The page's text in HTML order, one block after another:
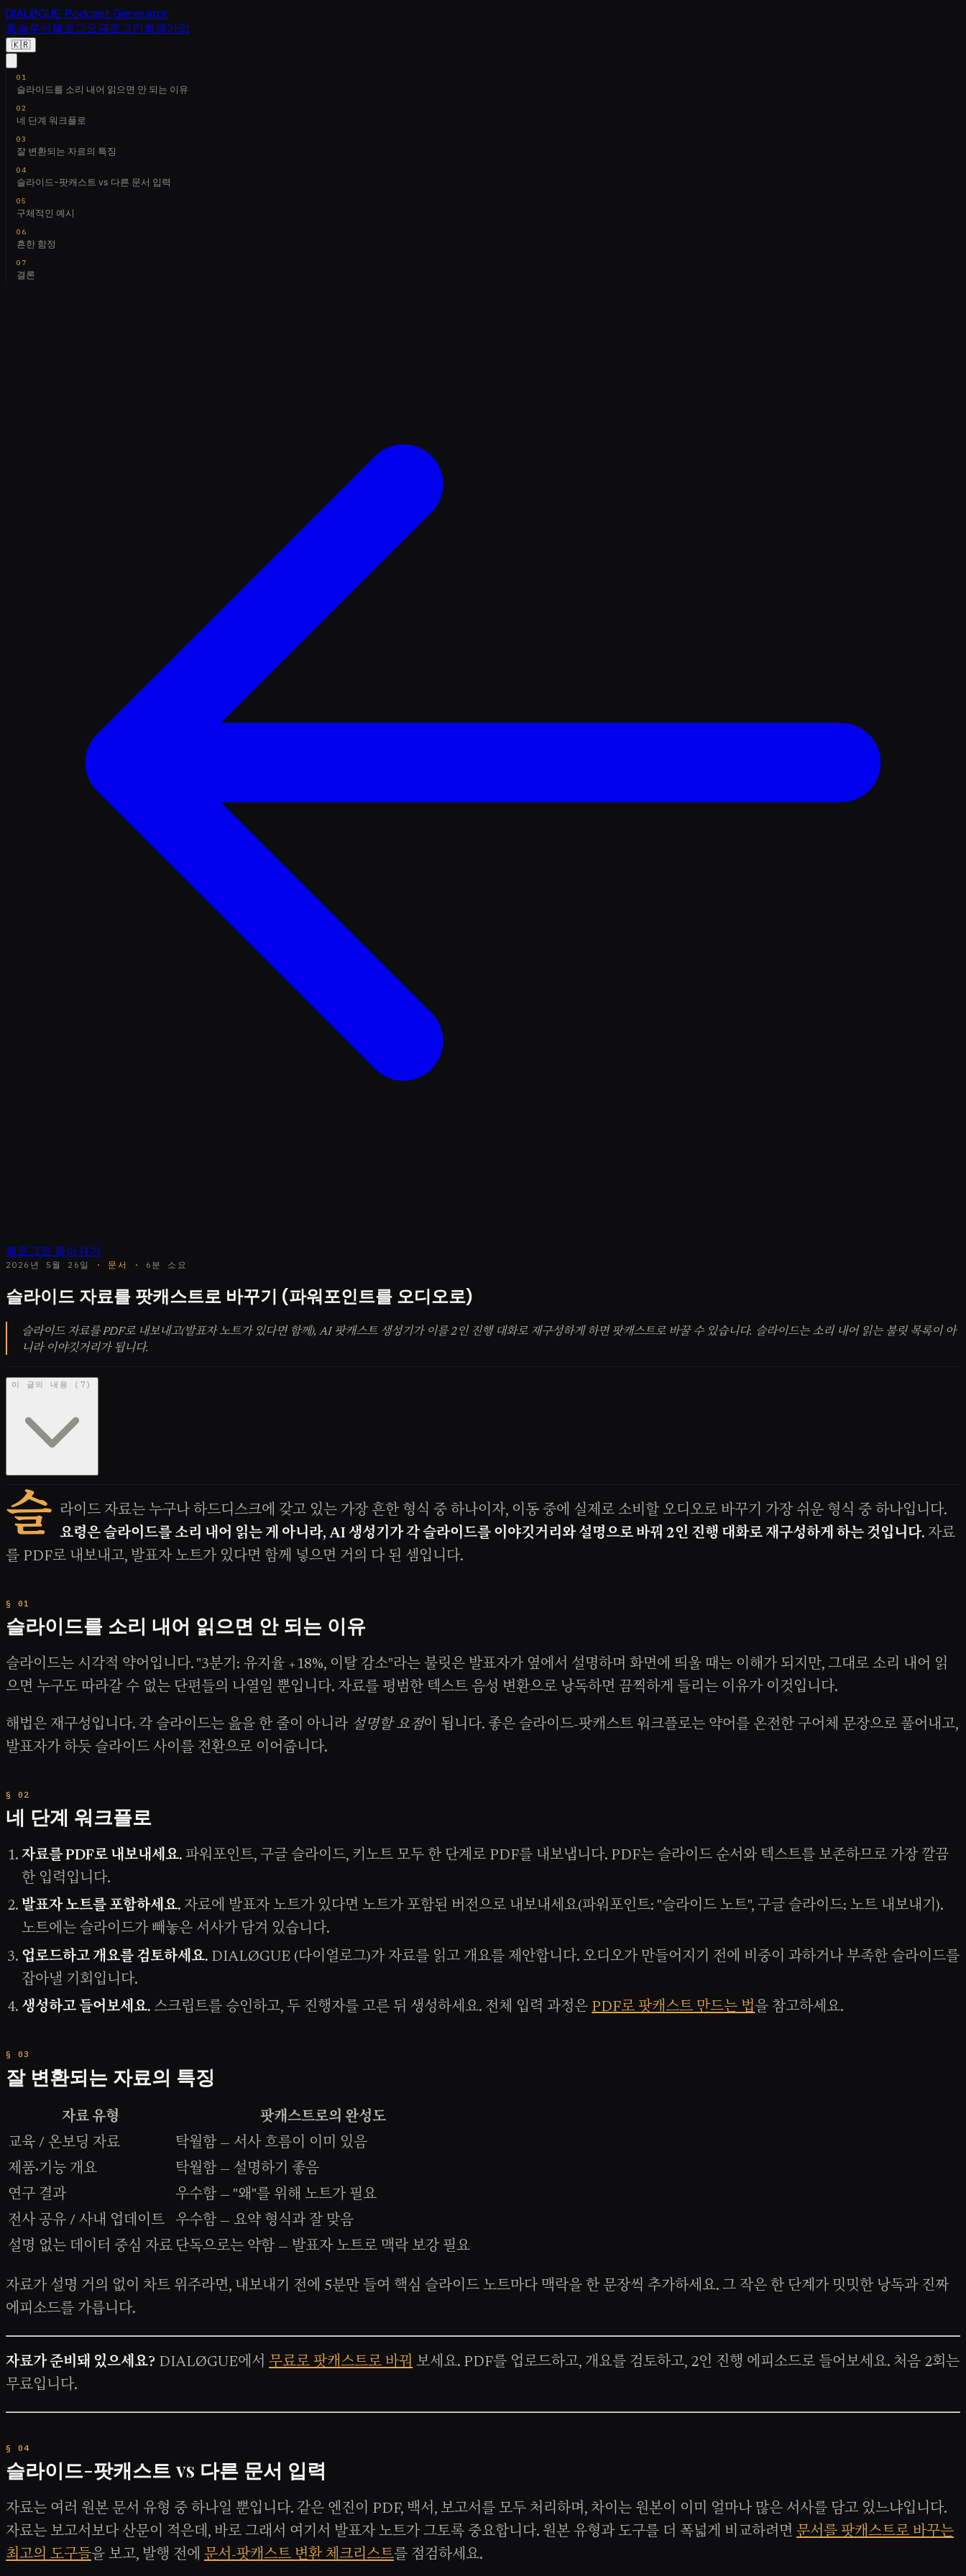
DIALØGUE· Podcast Generator
홈솔루션블로그요금로그인회원가입
🇰🇷
슬라이드를 소리 내어 읽으면 안 되는 이유
네 단계 워크플로
잘 변환되는 자료의 특징
슬라이드-팟캐스트 vs 다른 문서 입력
구체적인 예시
흔한 함정
결론
블로그로 돌아가기
2026년 5월 26일 · 문서 · 6분 소요
슬라이드 자료를 팟캐스트로 바꾸기 (파워포인트를 오디오로)
슬라이드 자료를 PDF로 내보내고(발표자 노트가 있다면 함께), AI 팟캐스트 생성기가 이를 2인 진행 대화로 재구성하게 하면 팟캐스트로 바꿀 수 있습니다. 슬라이드는 소리 내어 읽는 불릿 목록이 아
니라 이야깃거리가 됩니다.
이 글의 내용 ( 7 )
슬 라이드 자료는 누구나 하드디스크에 갖고 있는 가장 흔한 형식 중 하나이자, 이동 중에 실제로 소비할 오디오로 바꾸기 가장 쉬운 형식 중 하나입니다.
요령은 슬라이드를 소리 내어 읽는 게 아니라, AI 생성기가 각 슬라이드를 이야깃거리와 설명으로 바꿔 2인 진행 대화로 재구성하게 하는 것입니다.자료
를 PDF로 내보내고, 발표자 노트가 있다면 함께 넣으면 거의 다 된 셈입니다.
슬라이드를 소리 내어 읽으면 안 되는 이유
슬라이드는 시각적 약어입니다. "3분기: 유지율 +18%, 이탈 감소"라는 불릿은 발표자가 옆에서 설명하며 화면에 띄울 때는 이해가 되지만, 그대로 소리 내어 읽
으면 누구도 따라갈 수 없는 단편들의 나열일 뿐입니다. 자료를 평범한 텍스트 음성 변환으로 낭독하면 끔찍하게 들리는 이유가 이것입니다.
해법은 재구성입니다. 각 슬라이드는 읊을 한 줄이 아니라 설명할 요점이 됩니다. 좋은 슬라이드-팟캐스트 워크플로는 약어를 온전한 구어체 문장으로 풀어내고,
발표자가 하듯 슬라이드 사이를 전환으로 이어줍니다.
네 단계 워크플로
자료를 PDF로 내보내세요. 파워포인트, 구글 슬라이드, 키노트 모두 한 단계로 PDF를 내보냅니다. PDF는 슬라이드 순서와 텍스트를 보존하므로 가장 깔끔
한 입력입니다.
발표자 노트를 포함하세요. 자료에 발표자 노트가 있다면 노트가 포함된 버전으로 내보내세요(파워포인트: "슬라이드 노트", 구글 슬라이드: 노트 내보내기).
노트에는 슬라이드가 빼놓은 서사가 담겨 있습니다.
업로드하고 개요를 검토하세요. DIALØGUE (다이얼로그)가 자료를 읽고 개요를 제안합니다. 오디오가 만들어지기 전에 비중이 과하거나 부족한 슬라이드를
잡아낼 기회입니다.
생성하고 들어보세요. 스크립트를 승인하고, 두 진행자를 고른 뒤 생성하세요. 전체 입력 과정은 PDF로 팟캐스트 만드는 법을 참고하세요.
잘 변환되는 자료의 특징
자료 유형
팟캐스트로의 완성도
교육 / 온보딩 자료
탁월함 — 서사 흐름이 이미 있음
제품·기능 개요
탁월함 — 설명하기 좋음
연구 결과
우수함 — "왜"를 위해 노트가 필요
전사 공유 / 사내 업데이트
우수함 — 요약 형식과 잘 맞음
설명 없는 데이터 중심 자료 단독으로는 약함 — 발표자 노트로 맥락 보강 필요
자료가 설명 거의 없이 차트 위주라면, 내보내기 전에 5분만 들여 핵심 슬라이드 노트마다 맥락을 한 문장씩 추가하세요. 그 작은 한 단계가 밋밋한 낭독과 진짜
에피소드를 가릅니다.
자료가 준비돼 있으세요? DIALØGUE에서 무료로 팟캐스트로 바꿔 보세요. PDF를 업로드하고, 개요를 검토하고, 2인 진행 에피소드로 들어보세요. 처음 2회는
무료입니다.
슬라이드-팟캐스트 vs 다른 문서 입력
자료는 여러 원본 문서 유형 중 하나일 뿐입니다. 같은 엔진이 PDF, 백서, 보고서를 모두 처리하며, 차이는 원본이 이미 얼마나 많은 서사를 담고 있느냐입니다.
자료는 보고서보다 산문이 적은데, 바로 그래서 여기서 발표자 노트가 그토록 중요합니다. 원본 유형과 도구를 더 폭넓게 비교하려면 문서를 팟캐스트로 바꾸는
최고의 도구들을 보고, 발행 전에 문서-팟캐스트 변환 체크리스트를 점검하세요.